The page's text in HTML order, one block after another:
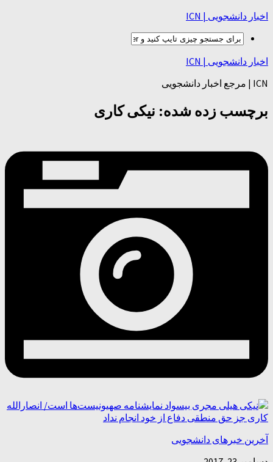
اخبار دانشجویی | ICN
اخبار دانشجویی | ICN
ICN | مرجع اخبار دانشجویی
برچسب زده شده: نیکی کاری
آخرین خبرهای دانشجویی